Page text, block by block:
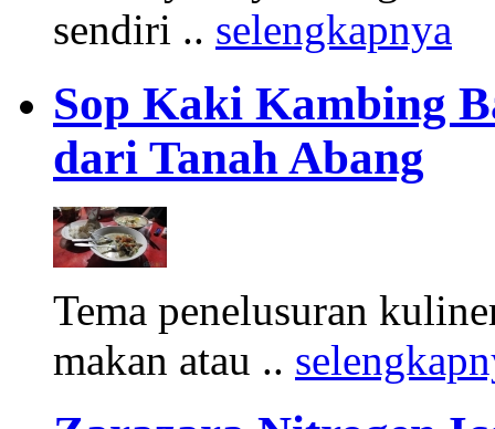
sendiri .. selengkapnya
Sop Kaki Kambing
dari Tanah Abang
Tema penelusuran
makan atau ..